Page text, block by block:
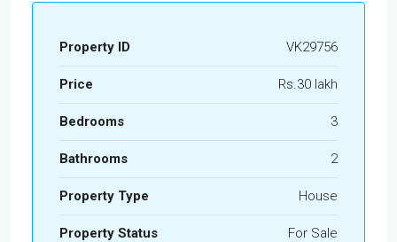
Property ID VK29756
Price Rs.30 lakh
Bedrooms 3
Bathrooms 2
Property Type House
Property Status For Sale